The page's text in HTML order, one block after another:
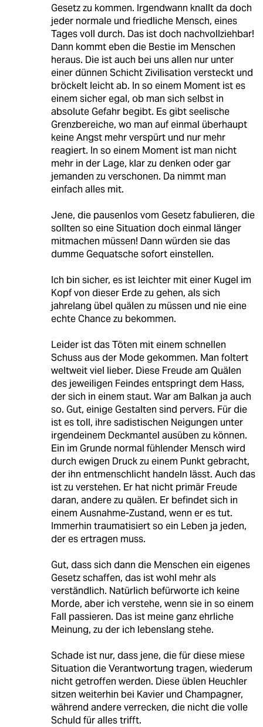
Gesetz zu kommen. Irgendwann knallt da doch
jeder normale und friedliche Mensch, eines
Tages voll durch. Das ist doch nachvollziehbar!
Dann kommt eben die Bestie im Menschen
heraus. Die ist auch bei uns allen nur unter
einer dünnen Schicht Zivilisation versteckt und
bröckelt leicht ab. In so einem Moment ist es
einem sicher egal, ob man sich selbst in
absolute Gefahr begibt. Es gibt seelische
Grenzbereiche, wo man auf einmal überhaupt
keine Angst mehr verspürt und nur mehr
reagiert. In so einem Moment ist man nicht
mehr in der Lage, klar zu denken oder gar
jemanden zu verschonen. Da nimmt man
einfach alles mit.
Jene, die pausenlos vom Gesetz fabulieren, die
sollten so eine Situation doch einmal länger
mitmachen müssen! Dann würden sie das
dumme Gequatsche sofort einstellen.
Ich bin sicher, es ist leichter mit einer Kugel im
Kopf von dieser Erde zu gehen, als sich
jahrelang übel quälen zu müssen und nie eine
echte Chance zu bekommen.
Leider ist das Töten mit einem schnellen
Schuss aus der Mode gekommen. Man foltert
weltweit viel lieber. Diese Freude am Quälen
des jeweiligen Feindes entspringt dem Hass,
der sich in einem staut. War am Balkan ja auch
so. Gut, einige Gestalten sind pervers. Für die
ist es toll, ihre sadistischen Neigungen unter
irgendeinem Deckmantel ausüben zu können.
Ein im Grunde normal fühlender Mensch wird
durch ewigen Druck zu einem Punkt gebracht,
der ihn entmenschlicht handeln lässt. Auch das
ist zu verstehen. Er hat nicht primär Freude
daran, andere zu quälen. Er befindet sich in
einem Ausnahme-Zustand, wenn er es tut.
Immerhin traumatisiert so ein Leben ja jeden,
der es ertragen muss.
Gut, dass sich dann die Menschen ein eigenes
Gesetz schaffen, das ist wohl mehr als
verständlich. Natürlich befürworte ich keine
Morde, aber ich verstehe, wenn sie in so einem
Fall passieren. Das ist meine ganz ehrliche
Meinung, zu der ich lebenslang stehe.
Schade ist nur, dass jene, die für diese miese
Situation die Verantwortung tragen, wiederum
nicht getroffen werden. Diese üblen Heuchler
sitzen weiterhin bei Kavier und Champagner,
während andere verrecken, die nicht die volle
Schuld für alles trifft.